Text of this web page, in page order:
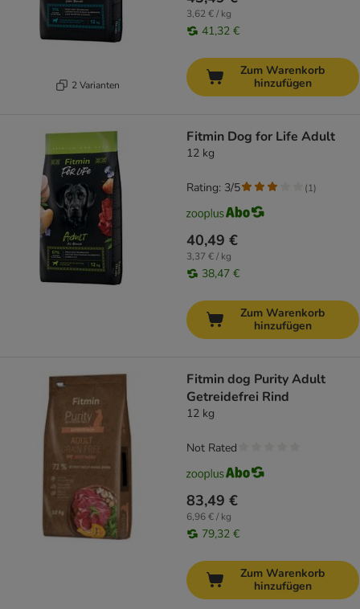
2 Varianten
3,62 € / kg
41,32 €
Zum Warenkorb
hinzufügen
Fitmin Dog for Life Adult
12 kg
40,49 €
3,37 € / kg
38,47 €
Rating: 3/5 (1)
Zum Warenkorb
hinzufügen
Fitmin dog Purity Adult
Getreidefrei Rind
12 kg
83,49 €
6,96 € / kg
79,32 €
Not Rated
Zum Warenkorb
hinzufügen